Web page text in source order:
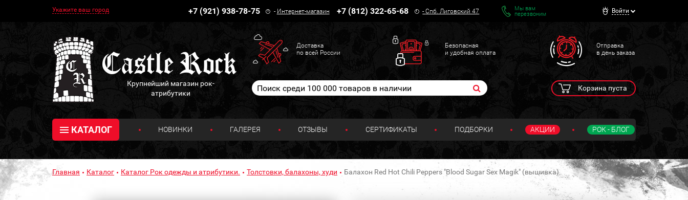
Укажите ваш город +7 (921) 938-78-75 - Интернет-магазин +7 (812) 322-65-68 -Спб. Лиговский 47
Мы вам
перезвоним
Войти
Крупнейший магазин рок-
атрибутики
Доставка
по всей России
Безопасная
и удобная оплата
Отправка
в день заказа
Корзина пуста
КАТАЛОГ НОВИНКИ ГАЛЕРЕЯ ОТЗЫВЫ СЕРТИФИКАТЫ ПОДБОРКИ АКЦИИ РОК - БЛОГ
Главная Каталог Каталог Рок одежды и атрибутики. Толстовки, балахоны, худи Балахон Red Hot Chili Peppers "Blood Sugar Sex Magik" (вышивка)